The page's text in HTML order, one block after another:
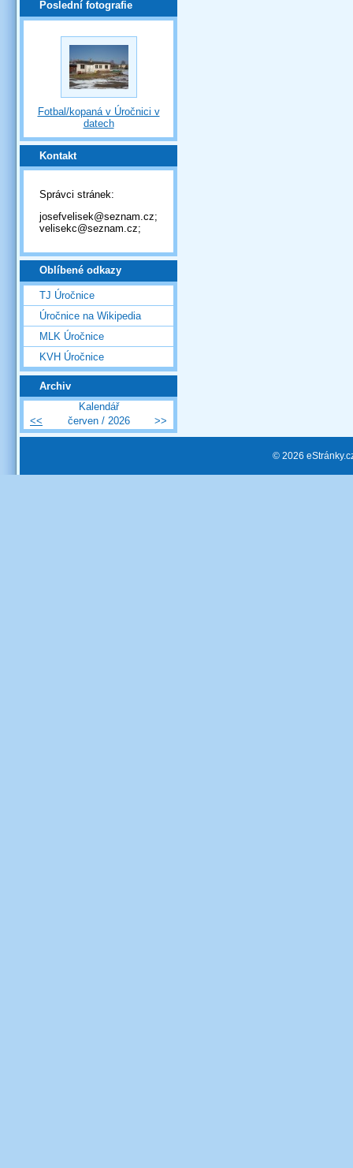
Poslední fotografie
Fotbal/kopaná v Úročnici v
datech
Kontakt
Správci stránek:
josefvelisek@seznam.cz;
velisekc@seznam.cz;
Oblíbené odkazy
TJ Úročnice
Úročnice na Wikipedia
MLK Úročnice
KVH Úročnice
Archiv
Kalendář
<<
červen / 2026 >>
© 2026